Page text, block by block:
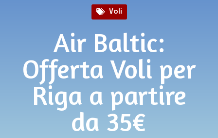
Voli
Air Baltic:
Offerta Voli per
Riga a partire
da 35€